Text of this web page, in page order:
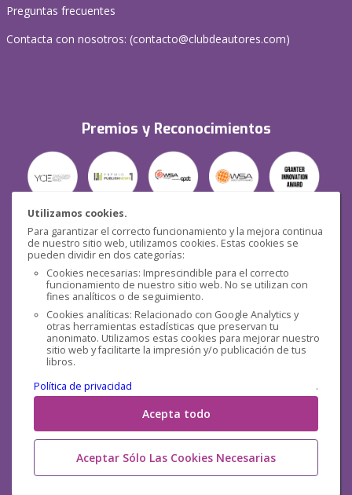
Utilizamos cookies.
Para garantizar el correcto funcionamiento y la mejora continua
de nuestro sitio web, utilizamos cookies. Estas cookies se
pueden dividir en dos categorías:
Cookies necesarias: Imprescindible para el correcto
funcionamiento de nuestro sitio web. No se utilizan con
fines analíticos o de seguimiento.
Cookies analíticas: Relacionado con Google Analytics y
otras herramientas estadísticas que preservan tu
anonimato. Utilizamos estas cookies para mejorar nuestro
sitio web y facilitarte la impresión y/o publicación de tus
libros.
Política de privacidad
.
Acepta todo
Aceptar Sólo Las Cookies Necesarias
Preguntas frecuentes
Contacta con nosotros: (contacto@clubdeautores.com)
Premios y Reconocimientos
Seguridad
Redes sociales